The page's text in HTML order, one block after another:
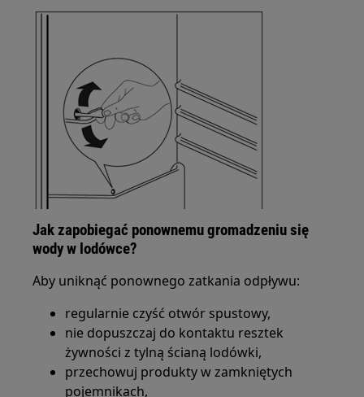
Jak zapobiegać ponownemu gromadzeniu się
wody w lodówce?
Aby uniknąć ponownego zatkania odpływu:
regularnie czyść otwór spustowy,
nie dopuszczaj do kontaktu resztek
żywności z tylną ścianą lodówki,
przechowuj produkty w zamkniętych
pojemnikach,